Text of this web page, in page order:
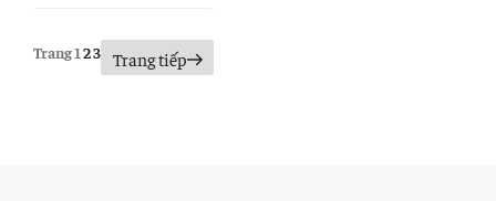
đâu
uy
Điều
Trang1Trang
2Trang
3 Trang tiếp